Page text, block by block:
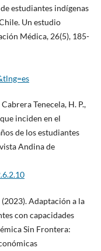
estudiantes indígenas
Un estudio
Médica, 26(5), 185-
Tenecela, H. P.,
inciden en el
de los estudiantes
Andina de
(2023). Adaptación a la
con capacidades
Sin Frontera: